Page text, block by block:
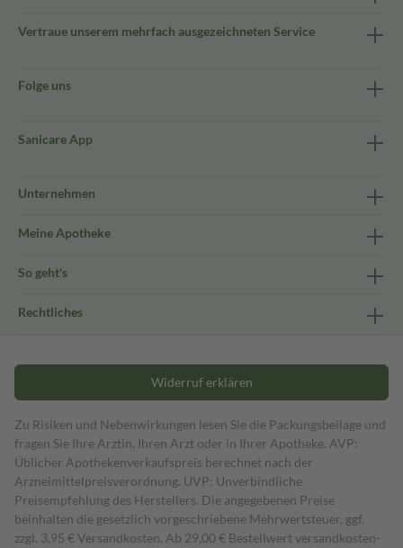
Vertraue unserem mehrfach ausgezeichneten Service
Folge uns
Sanicare App
Unternehmen
Meine Apotheke
So geht's
Rechtliches
Widerruf erklären
Zu Risiken und Nebenwirkungen lesen Sie die Packungsbeilage und
fragen Sie Ihre Ärztin, Ihren Arzt oder in Ihrer Apotheke. AVP:
Üblicher Apothekenverkaufspreis berechnet nach der
Arzneimittelpreisverordnung. UVP: Unverbindliche
Preisempfehlung des Herstellers. Die angegebenen Preise
beinhalten die gesetzlich vorgeschriebene Mehrwertsteuer, ggf.
zzgl. 3,95 € Versandkosten. Ab 29,00 € Bestell­wert versand­kosten­